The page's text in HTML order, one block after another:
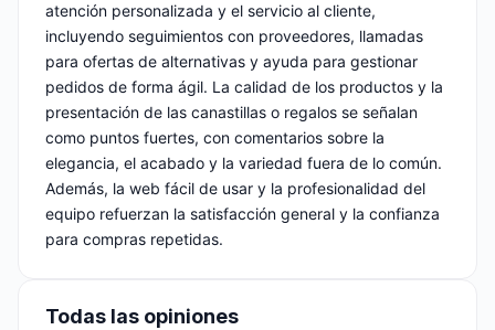
atención personalizada y el servicio al cliente,
incluyendo seguimientos con proveedores, llamadas
para ofertas de alternativas y ayuda para gestionar
pedidos de forma ágil. La calidad de los productos y la
presentación de las canastillas o regalos se señalan
como puntos fuertes, con comentarios sobre la
elegancia, el acabado y la variedad fuera de lo común.
Además, la web fácil de usar y la profesionalidad del
equipo refuerzan la satisfacción general y la confianza
para compras repetidas.
Todas las opiniones